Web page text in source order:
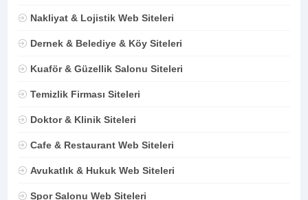
Nakliyat & Lojistik Web Siteleri
Dernek & Belediye & Köy Siteleri
Kuaför & Güzellik Salonu Siteleri
Temizlik Firması Siteleri
Doktor & Klinik Siteleri
Cafe & Restaurant Web Siteleri
Avukatlık & Hukuk Web Siteleri
Spor Salonu Web Siteleri